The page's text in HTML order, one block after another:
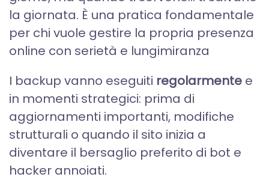
la giornata. È una pratica fondamentale
per chi vuole gestire la propria presenza
online con serietà e lungimiranza
I backup vanno eseguiti regolarmente e
in momenti strategici: prima di
aggiornamenti importanti, modifiche
strutturali o quando il sito inizia a
diventare il bersaglio preferito di bot e
hacker annoiati.